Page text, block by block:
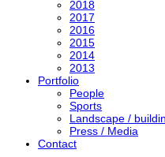
2018
2017
2016
2015
2014
2013
Portfolio
People
Sports
Landscape /
Press / Media
Contact